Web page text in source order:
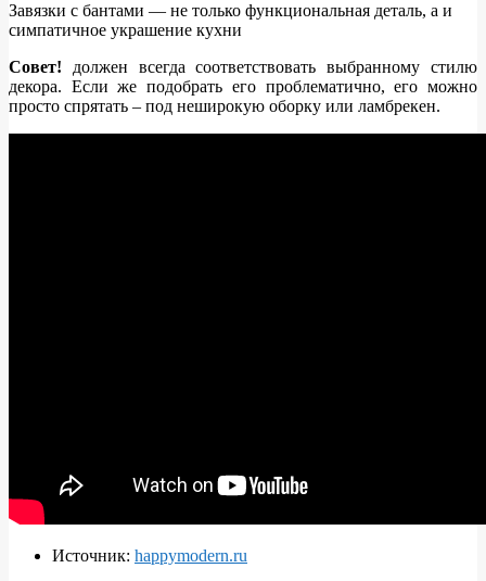
Завязки с бантами — не только функциональная деталь, а и
симпатичное украшение кухни
Совет! должен всегда соответствовать выбранному стилю
декора. Если же подобрать его проблематично, его можно
просто спрятать – под неширокую оборку или ламбрекен.
Источник: happymodern.ru